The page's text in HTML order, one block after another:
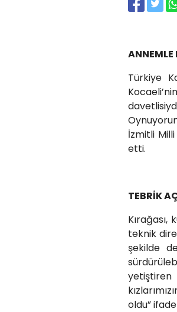
Türkiye
İzmitli
etti.
TEBRİK
teknik
şekilde
yetiştiren
oldu”